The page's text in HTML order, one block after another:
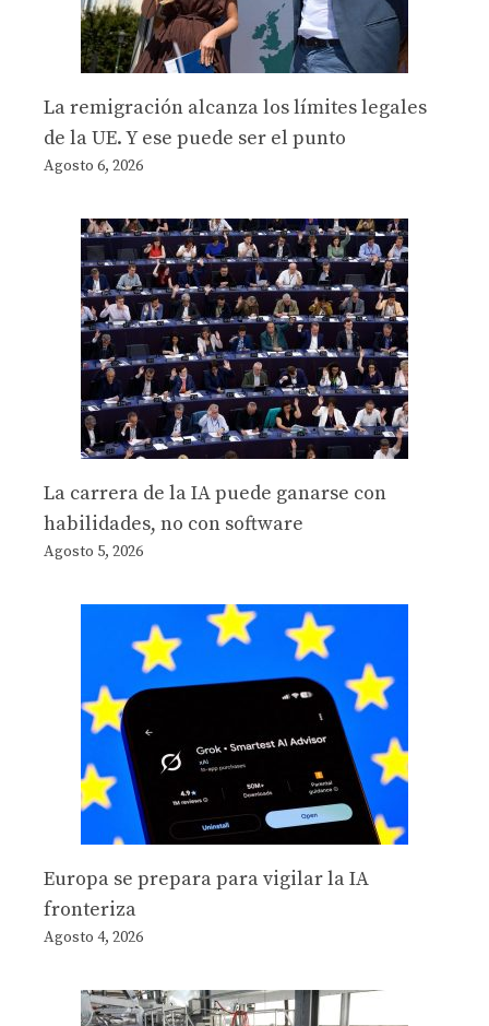
La remigración alcanza los límites legales
de la UE. Y ese puede ser el punto
Agosto 6, 2026
La carrera de la IA puede ganarse con
habilidades, no con software
Agosto 5, 2026
Europa se prepara para vigilar la IA
fronteriza
Agosto 4, 2026